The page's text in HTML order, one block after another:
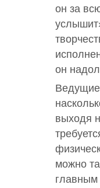
он за
он
Ведущие
выходя
можно
главным